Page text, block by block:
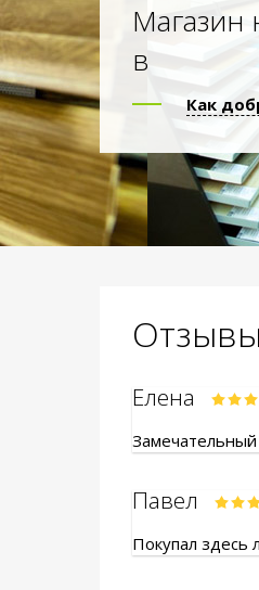
Магазин
в
Как
Отзывы
Елена
Замечательный
Павел
Покупал здесь